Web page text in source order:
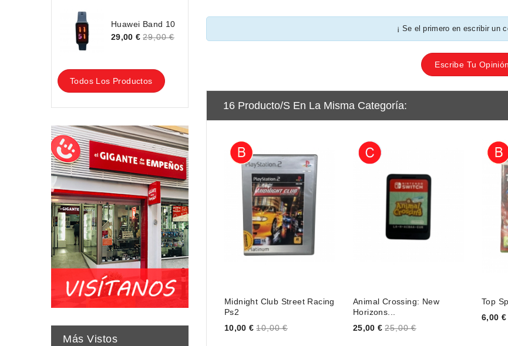
Huawei Band 10
29,00 € 29,00 €
Todos Los Productos
Más Vistos
¡ Se el primero en escribir un
Escribe Tu Opinión
16 Producto/s En La Misma Categoría:
Midnight Club Street Racing
Ps2
Price
10,00 € 10,00 €
Animal Crossing: New
Horizons...
Price
25,00 € 25,00 €
Top
Price
6,00 €